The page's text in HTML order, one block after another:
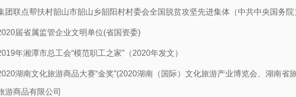
团联点帮扶村韶山市韶山乡韶阳村村委会全国脱贫攻坚先进集体（中共中央国务院
届省属监管企业文明单位(省国资委)
年湘潭市总工会“模范职工之家”（2020年发文）
湖南文化旅游商品大赛“金奖”(2020湖南（国际）文化旅游产业博览会、湖南省
游商品有限公司